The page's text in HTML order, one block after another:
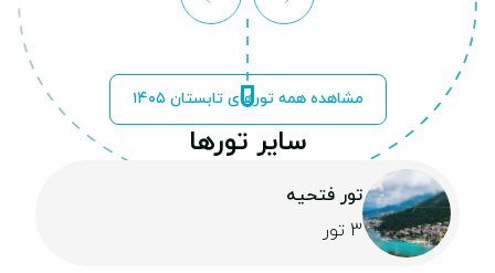
مشاهده همه تورهای تابستان ۱۴۰۵
سایر تورها
تور فتحیه
3 تور